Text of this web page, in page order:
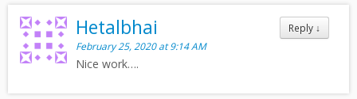
Reply ↓
Hetalbhai
February 25, 2020 at 9:14 AM
Nice work….